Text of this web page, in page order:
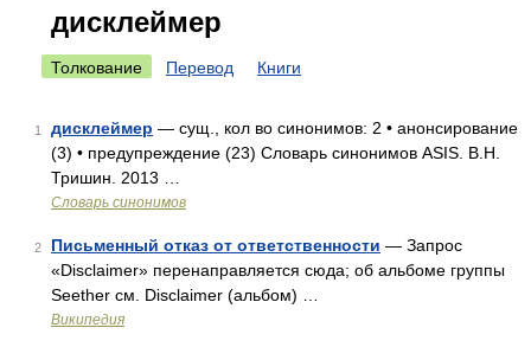
дисклеймер
Толкование Перевод Книги
1 дисклеймер — сущ., кол во синонимов: 2 • анонсирование
(3) • предупреждение (23) Словарь синонимов ASIS. В.Н.
Тришин. 2013 …
Словарь синонимов
2 Письменный отказ от ответственности — Запрос
«Disclaimer» перенаправляется сюда; об альбоме группы
Seether‎ см. Disclaimer (альбом) …
Википедия